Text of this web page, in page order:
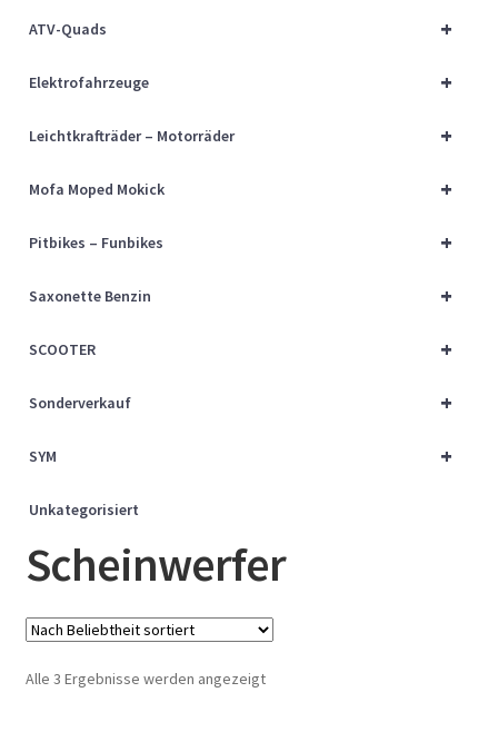
+
ATV-Quads
+
Elektrofahrzeuge
+
Leichtkrafträder – Motorräder
+
Mofa Moped Mokick
+
Pitbikes – Funbikes
+
Saxonette Benzin
+
SCOOTER
+
Sonderverkauf
+
SYM
Unkategorisiert
Scheinwerfer
Alle 3 Ergebnisse werden angezeigtNach